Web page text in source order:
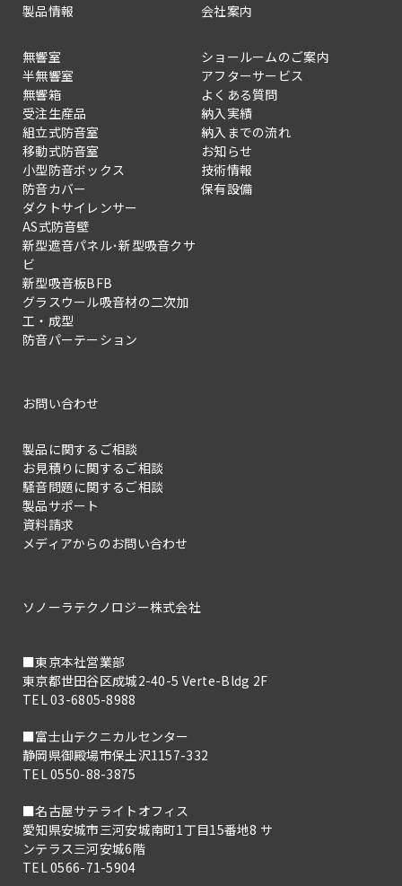
製品情報
無響室
半無響室
無響箱
受注生産品
組立式防音室
移動式防音室
小型防音ボックス
防音カバー
ダクトサイレンサー
AS式防音壁
新型遮音パネル･新型吸音クサ
ビ
新型吸音板BFB
グラスウール吸音材の二次加
工・成型
防音パーテーション
会社案内
ショールームのご案内
アフターサービス
よくある質問
納入実績
納入までの流れ
お知らせ
技術情報
保有設備
お問い合わせ
製品に関するご相談
お見積りに関するご相談
騒音問題に関するご相談
製品サポート
資料請求
メディアからのお問い合わせ
ソノーラテクノロジー株式会社
■東京本社営業部
東京都世田谷区成城2-40-5 Verte-Bldg 2F
TEL 03-6805-8988
■富士山テクニカルセンター
静岡県御殿場市保土沢1157-332
TEL 0550-88-3875
■名古屋サテライトオフィス
愛知県安城市三河安城南町1丁目15番地8 サ
ンテラス三河安城6階
TEL 0566-71-5904